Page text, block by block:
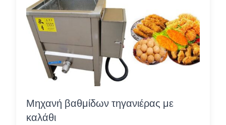
Μηχανή βαθμίδων τηγανιέρας με
καλάθι